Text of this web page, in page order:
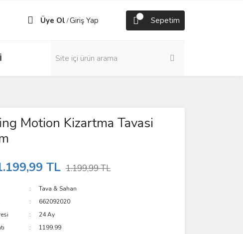
Üye Ol /Giriş Yap Sepetim
Motion Kizartma Tavasi
TL 1.199,99 TL
Tava & Sahan
662092020
24 Ay
1199.99